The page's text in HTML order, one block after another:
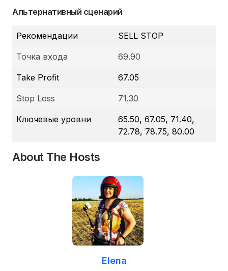
Альтернативный сценарий
Рекомендации SELL STOP
Точка входа 69.90
Take Profit 67.05
Stop Loss 71.30
Ключевые уровни
65.50, 67.05, 71.40,
72.78, 78.75, 80.00
About The Hosts
Elena